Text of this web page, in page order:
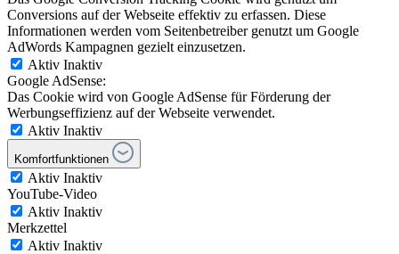
Conversions auf der Webseite effektiv zu erfassen. Diese
Informationen werden vom Seitenbetreiber genutzt um Google
AdWords Kampagnen gezielt einzusetzen.
Aktiv Inaktiv
Google AdSense:
Das Cookie wird von Google AdSense für Förderung der
Werbungseffizienz auf der Webseite verwendet.
Aktiv Inaktiv
Komfortfunktionen
Aktiv Inaktiv
YouTube-Video
Aktiv Inaktiv
Merkzettel
Aktiv Inaktiv